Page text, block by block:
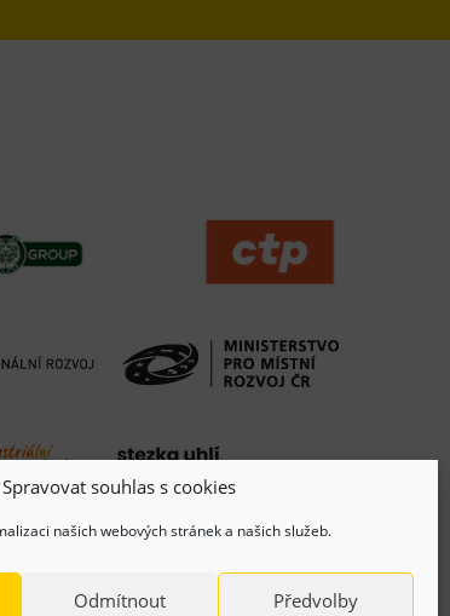
Spravovat souhlas s cookies
našich webových stránek a našich služeb.
Odmítnout Předvolby